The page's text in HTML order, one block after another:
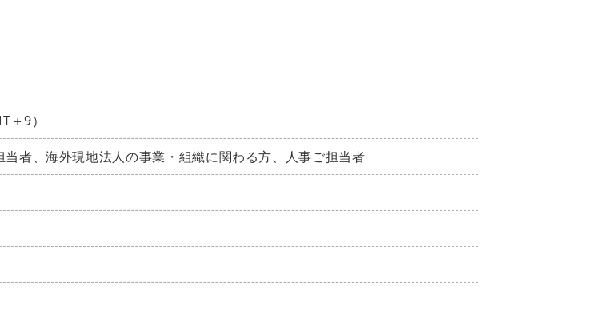
9）
者、海外現地法人の事業・組織に関わる方、人事ご担当者